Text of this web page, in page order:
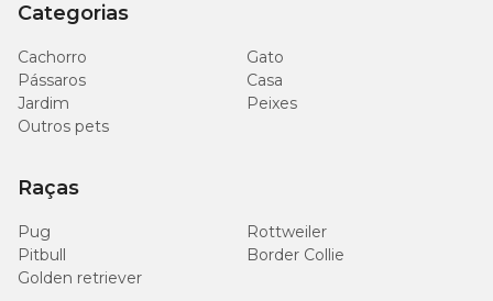
Categorias
Cachorro
Gato
Pássaros
Casa
Jardim
Peixes
Outros pets
Raças
Pug
Rottweiler
Pitbull
Border Collie
Golden retriever